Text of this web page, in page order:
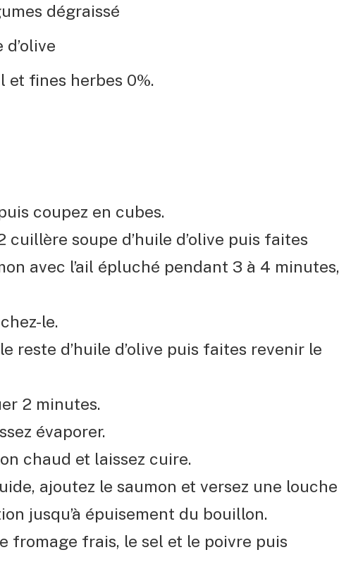
dégraissé
et fines herbes 0%.
coupez en cubes.
cuillère soupe d’huile d’olive puis faites
avec l’ail épluché pendant 3 à 4 minutes,
le.
reste d’huile d’olive puis faites revenir le
2 minutes.
évaporer.
chaud et laissez cuire.
ajoutez le saumon et versez une louche
jusqu’à épuisement du bouillon.
fromage frais, le sel et le poivre puis